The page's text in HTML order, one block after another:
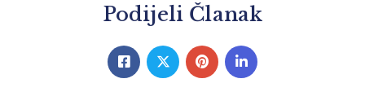
Podijeli Članak